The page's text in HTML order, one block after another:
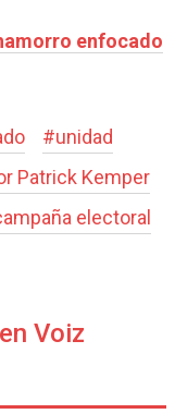
enfocado
#unidad
Patrick Kemper
electoral
Voiz